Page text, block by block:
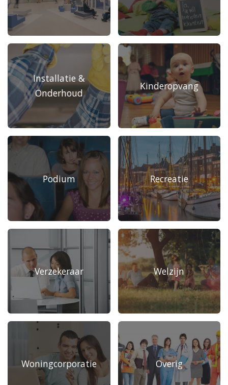
Installatie &
Onderhoud
Kinderopvang
Podium Recreatie
Verzekeraar Welzijn
Woningcorporatie Overig